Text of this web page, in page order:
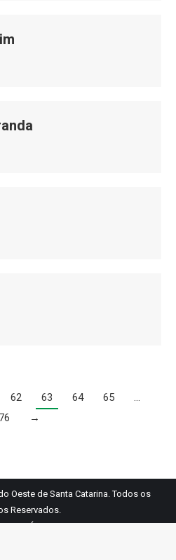
62 63 64 65
…
76
→
Oeste de Santa Catarina. Todos os
Reservados.